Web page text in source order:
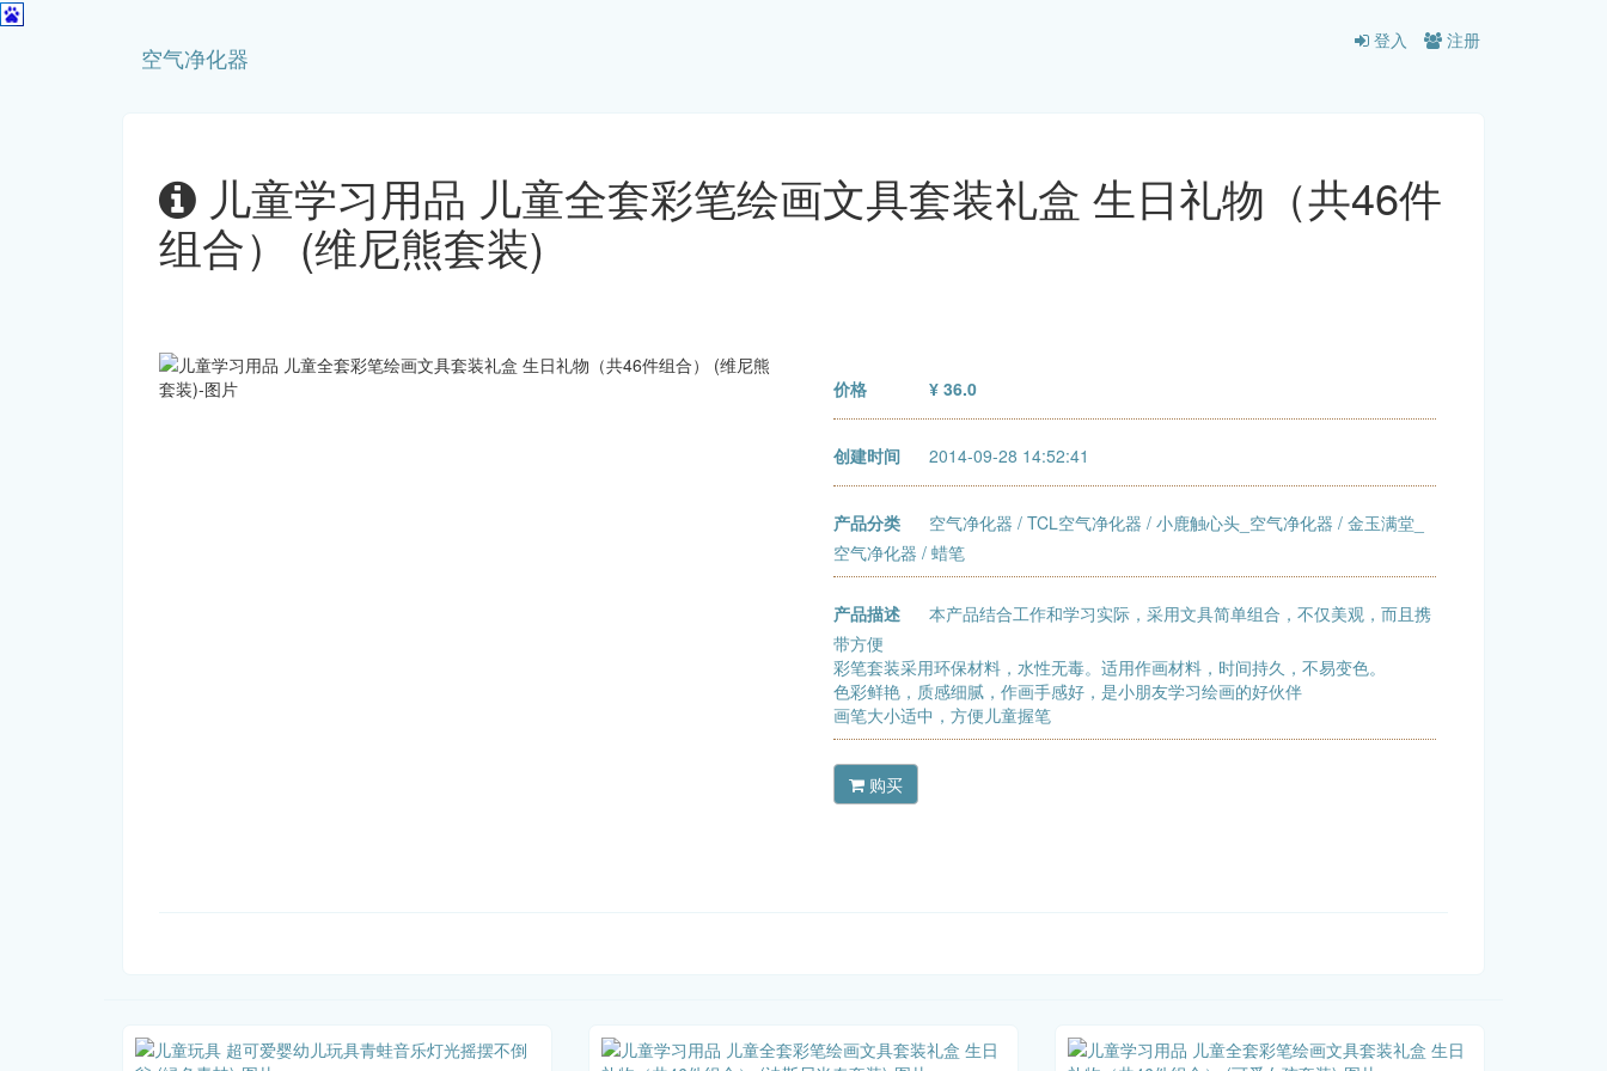
空气净化器
登入 注册
儿童学习用品 儿童全套彩笔绘画文具套装礼盒 生日礼物（共46件
组合） (维尼熊套装)
价格 ¥ 36.0
创建时间 2014-09-28 14:52:41
产品分类 空气净化器 / TCL空气净化器 / 小鹿触心头_空气净化器 / 金玉满堂_
空气净化器 / 蜡笔
产品描述
本产品结合工作和学习实际，采用文具简单组合，不仅美观，而且携
带方便
彩笔套装采用环保材料，水性无毒。适用作画材料，时间持久，不易变色。
色彩鲜艳，质感细腻，作画手感好，是小朋友学习绘画的好伙伴
画笔大小适中，方便儿童握笔
购买